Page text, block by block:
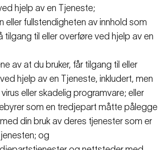
hjelp av en Tjeneste;
eller fullstendigheten av innhold som
tilgang til eller overføre ved hjelp av en
av at du bruker, får tilgang til eller
hjelp av en Tjeneste, inkludert, men
eller skadelig programvare; eller
som en tredjepart måtte pålegge
din bruk av deres tjenester som er
og